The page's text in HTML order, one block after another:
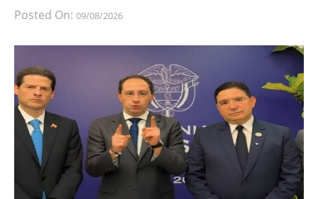
Posted On: 09/08/2026